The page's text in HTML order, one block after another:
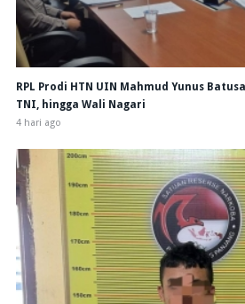
RPL Prodi HTN UIN Mahmud Yunus
TNI, hingga Wali Nagari
4 hari ago